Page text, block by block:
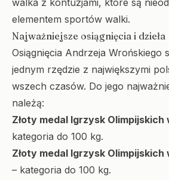
walka z kontuzjami, które są
elementem sportów walki.
Najważniejsze osiągnięcia i dzieła
Osiągnięcia Andrzeja Wrońskiego
jednym rzędzie z największymi
wszech czasów. Do jego
należą:
Złoty medal Igrzysk Olimpijskich
kategoria do 100 kg.
Złoty medal Igrzysk
– kategoria do 100 kg.